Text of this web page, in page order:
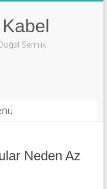
Serinlik
Neden Az